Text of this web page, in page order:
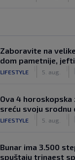
Zaboravite na
dom pametnije,
LIFESTYLE 5. aug.
Ova 4 horoskopska
sreću svoju srodnu
LIFESTYLE 5. aug.
Bunar imа 3.500
spuštaju trinaest